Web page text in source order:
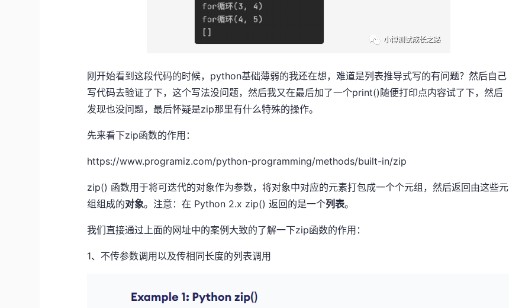
刚开始看到这段代码的时候，python基础薄弱的我还在想，难道是列表推导式写的有问题？然后自己
写代码去验证了下，这个写法没问题，然后我又在最后加了一个print()随便打印点内容试了下，然后
发现也没问题，最后怀疑是zip那里有什么特殊的操作。
先来看下zip函数的作用：
https://www.programiz.com/python-programming/methods/built-in/zip
zip() 函数用于将可迭代的对象作为参数，将对象中对应的元素打包成一个个元组，然后返回由这些元
组组成的对象。注意：在 Python 2.x zip() 返回的是一个列表。
我们直接通过上面的网址中的案例大致的了解一下zip函数的作用：
1、不传参数调用以及传相同长度的列表调用